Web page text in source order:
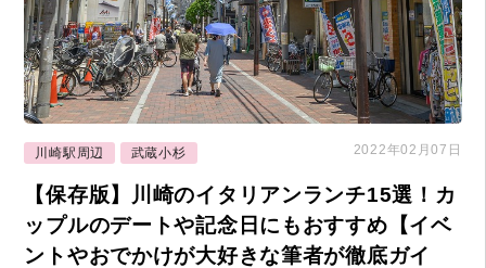
川崎駅周辺 武蔵小杉 2022年02月07日
【保存版】川崎のイタリアンランチ15選！カ
ップルのデートや記念日にもおすすめ【イベ
ントやおでかけが大好きな筆者が徹底ガイ